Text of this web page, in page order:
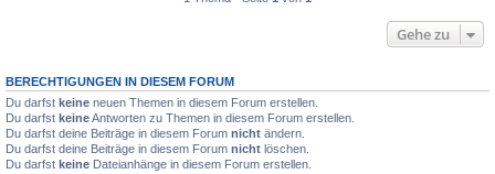
Gehe zu
BERECHTIGUNGEN IN DIESEM FORUM
Du darfst keine neuen Themen in diesem Forum erstellen.
Du darfst keineAntworten zu Themen in diesem Forum erstellen.
Du darfst deine Beiträge in diesem Forum nicht ändern.
Du darfst deine Beiträge in diesem Forum nicht löschen.
Du darfst keine Dateianhänge in diesem Forum erstellen.